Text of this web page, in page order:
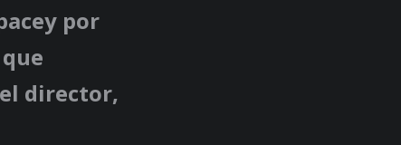
por
director,